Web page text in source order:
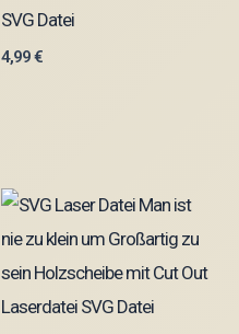
SVG Datei
4,99€